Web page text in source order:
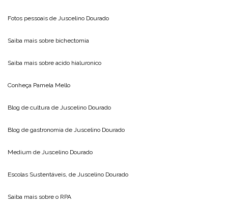
Fotos pessoais de Juscelino Dourado
Saiba mais sobre bichectomia
Saiba mais sobre acido hialuronico
Conheça Pamela Mello
Blog de cultura de Juscelino Dourado
Blog de gastronomia de Juscelino Dourado
Medium de Juscelino Dourado
Escolas Sustentáveis, de Juscelino Dourado
Saiba mais sobre o RPA